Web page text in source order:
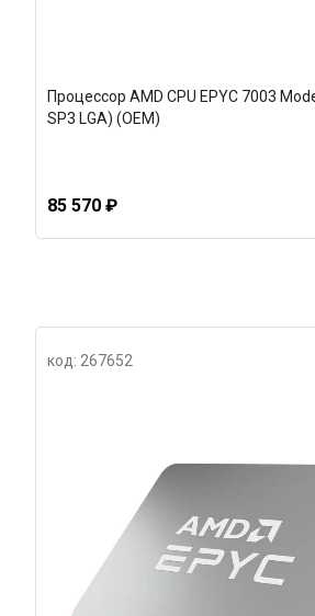
Процессор AMD CPU EPYC 7003
SP3 LGA) (OEM)
85 570 ₽
код: 267652